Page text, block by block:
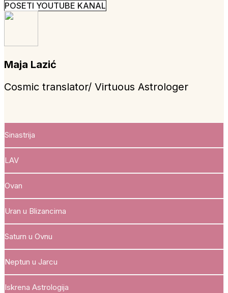
POSETI YOUTUBE KANAL
Maja Lazić
Cosmic translator/ Virtuous Astrologer
Sinastrija
LAV
Ovan
Uran u Blizancima
Saturn u Ovnu
Neptun u Jarcu
Iskrena Astrologija